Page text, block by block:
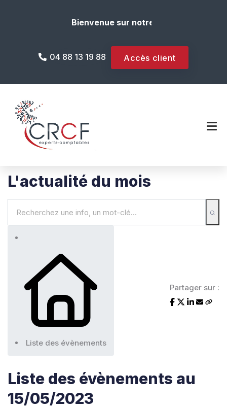
Bienvenue sur notre site internet !
04 88 13 19 88 Accès client
L'actualité du mois
Liste des évènements
Partager sur :
Liste des évènements au
15/05/2023